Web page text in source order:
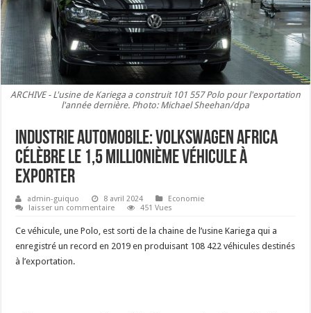
ARCHIVE - L'usine de Kariega a construit 101 557 Polo pour l'exportation
l'année dernière. Photo: Michael Sheehan/dpa
Industrie automobile: Volkswagen Africa
célèbre le 1,5 millionième véhicule à
exporter
admin-guiquo 8 avril 2024
Economie
laisser un commentaire
451 Vues
Ce véhicule, une Polo, est sorti de la chaine de l’usine Kariega qui a
enregistré un record en 2019 en produisant 108 422 véhicules destinés
à l’exportation.